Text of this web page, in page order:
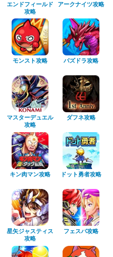
エンドフィールド
攻略
アークナイツ攻略
モンスト攻略 パズドラ攻略
マスターデュエル
攻略
ダフネ攻略
キン肉マン攻略 ドット勇者攻略
星矢ジャスティス
攻略
フェスバ攻略